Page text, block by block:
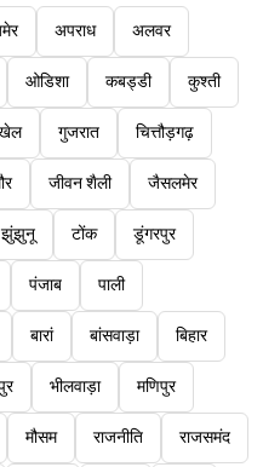
अपराध अलवर
ओडिशा कबड्डी कुश्ती
गुजरात चित्तौड़गढ़
जीवन शैली जैसलमेर
झुंझुनू टोंक डूंगरपुर
पंजाब पाली
बारां बांसवाड़ा बिहार
भीलवाड़ा मणिपुर
मौसम राजनीति राजसमंद